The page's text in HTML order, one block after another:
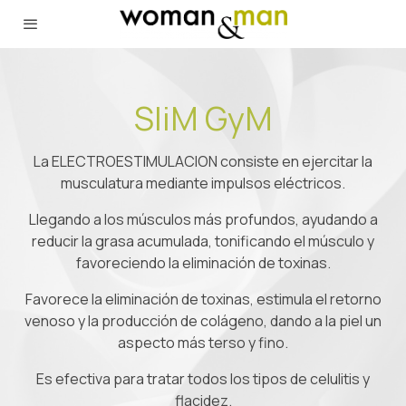
SliM GyM
La ELECTROESTIMULACION consiste en ejercitar la
musculatura mediante impulsos eléctricos.
Llegando a los músculos más profundos, ayudando a
reducir la grasa acumulada, tonificando el músculo y
favoreciendo la eliminación de toxinas.
Favorece la eliminación de toxinas, estimula el retorno
venoso y la producción de colágeno, dando a la piel un
aspecto más terso y fino.
Es efectiva para tratar todos los tipos de celulitis y
flacidez.